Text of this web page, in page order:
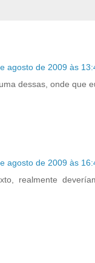
agosto de 2009 às
dessas, onde que
agosto de 2009 às
realmente